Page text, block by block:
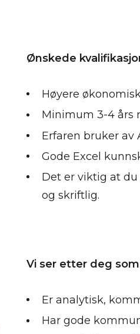
Ønskede
Høyere
Minimum 3-4 års
Erfaren bruker av
Gode Excel
Det er viktig at
og skriftlig.
Vi ser etter deg
Er analytisk,
Har gode